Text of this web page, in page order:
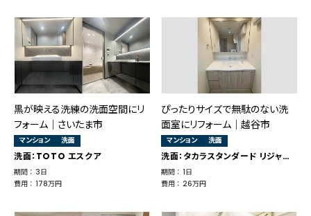
黒が映える洗練の洗面空間にリ
フォーム｜さいたま市
マンション 洗面
洗面：TOTO エスクア
期間 ： 3日
費用 ： 178万円
ぴったりサイズで無駄のない洗
面室にリフォーム｜越谷市
マンション 洗面
洗面：タカラスタンダード リジャスト
期間 ： 1日
費用 ： 26万円